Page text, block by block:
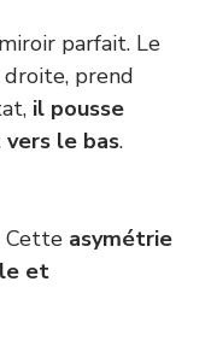
parfait. Le
droite, prend
il pousse
le bas.
Cette asymétrie
et